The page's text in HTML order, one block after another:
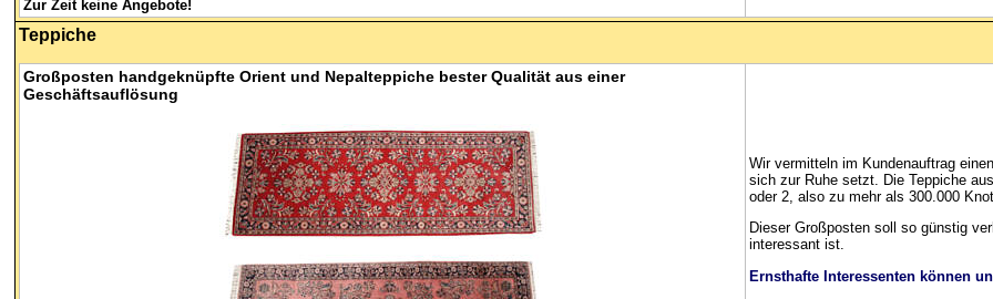
Zur Zeit keine Angebote!
Teppiche
Großposten handgeknüpfte Orient und Nepalteppiche bester Qualität aus einer
Geschäftsauflösung
Wir vermitteln im Kundenauftrag
sich zur Ruhe setzt. Die Teppiche
oder 2, also zu mehr als 300.000
Dieser Großposten soll so günstig
interessant ist.
Ernsthafte Interessenten können